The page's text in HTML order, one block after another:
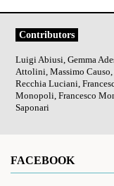
Contributors
Luigi Abiusi, Gemma
Attolini, Massimo
Recchia Luciani,
Monopoli, Francesco
Saponari
FACEBOOK